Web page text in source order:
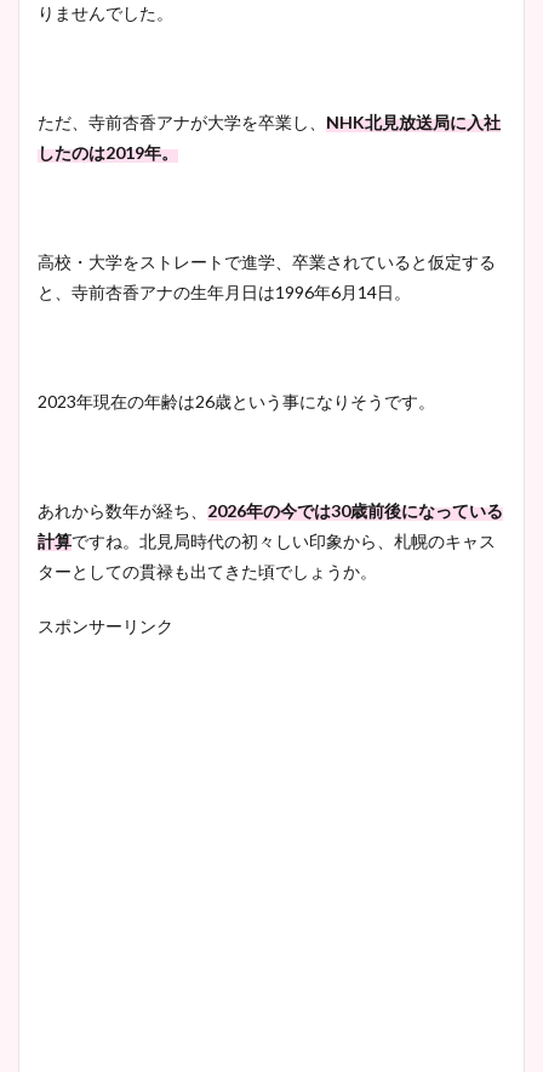
りませんでした。
ただ、寺前杏香アナが大学を卒業し、 NHK北見放送局に入社
したのは2019年。
高校・大学をストレートで進学、卒業されていると仮定する
と、寺前杏香アナの生年月日は1996年6月14日。
2023年現在の年齢は26歳という事になりそうです。
あれから数年が経ち、 2026年の今では30歳前後になっている
計算ですね。北見局時代の初々しい印象から、札幌のキャス
ターとしての貫禄も出てきた頃でしょうか。
スポンサーリンク